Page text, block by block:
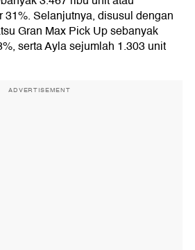
31%. Selanjutnya, disusul dengan
Gran Max Pick Up sebanyak
serta Ayla sejumlah 1.303 unit
ADVERTISEMENT